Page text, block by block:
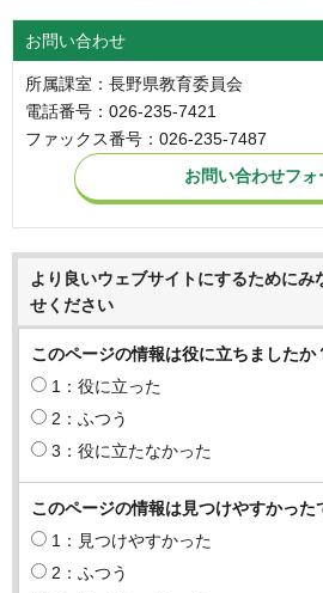
お問い合わせ
所属課室：長野県教育委員会
電話番号：026-235-7421
ファックス番号：026-235-7487
より良いウェブサイトにするためにみ
せください
このページの情報は役に立ちましたか
1：役に立った
2：ふつう
3：役に立たなかった
このページの情報は見つけやすかった
1：見つけやすかった
2：ふつう